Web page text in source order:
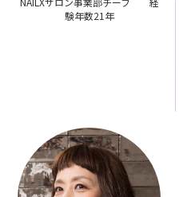
験年数21年